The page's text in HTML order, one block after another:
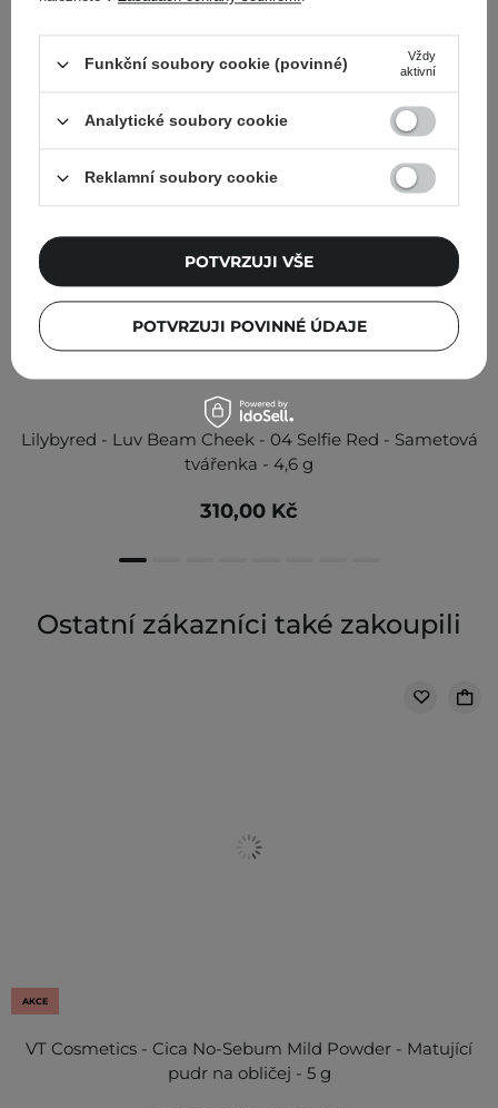
Ostatní zákazníci si prohlédli
Lilybyred - Luv Beam Cheek - 04 Selfie Red - Sametová
tvářenka - 4,6 g
310,00 Kč
Ostatní zákazníci také zakoupili
AKCE
VT Cosmetics - Cica No-Sebum Mild Powder - Matující
pudr na obličej - 5 g
Funkční soubory cookie (povinné)
Vždy
aktivní
Analytické soubory cookie
Reklamní soubory cookie
POTVRZUJI POVINNÉ ÚDAJE
POTVRZUJI VŠE